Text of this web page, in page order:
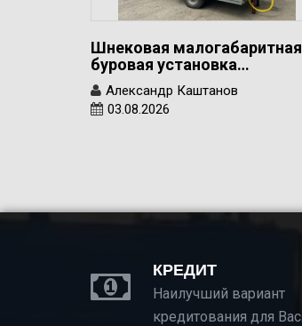
Шнековая малогабаритная
буровая установка…
Александр Каштанов
03.08.2026
КРЕДИТ
Наилучший вариант
кредитования для Вас.